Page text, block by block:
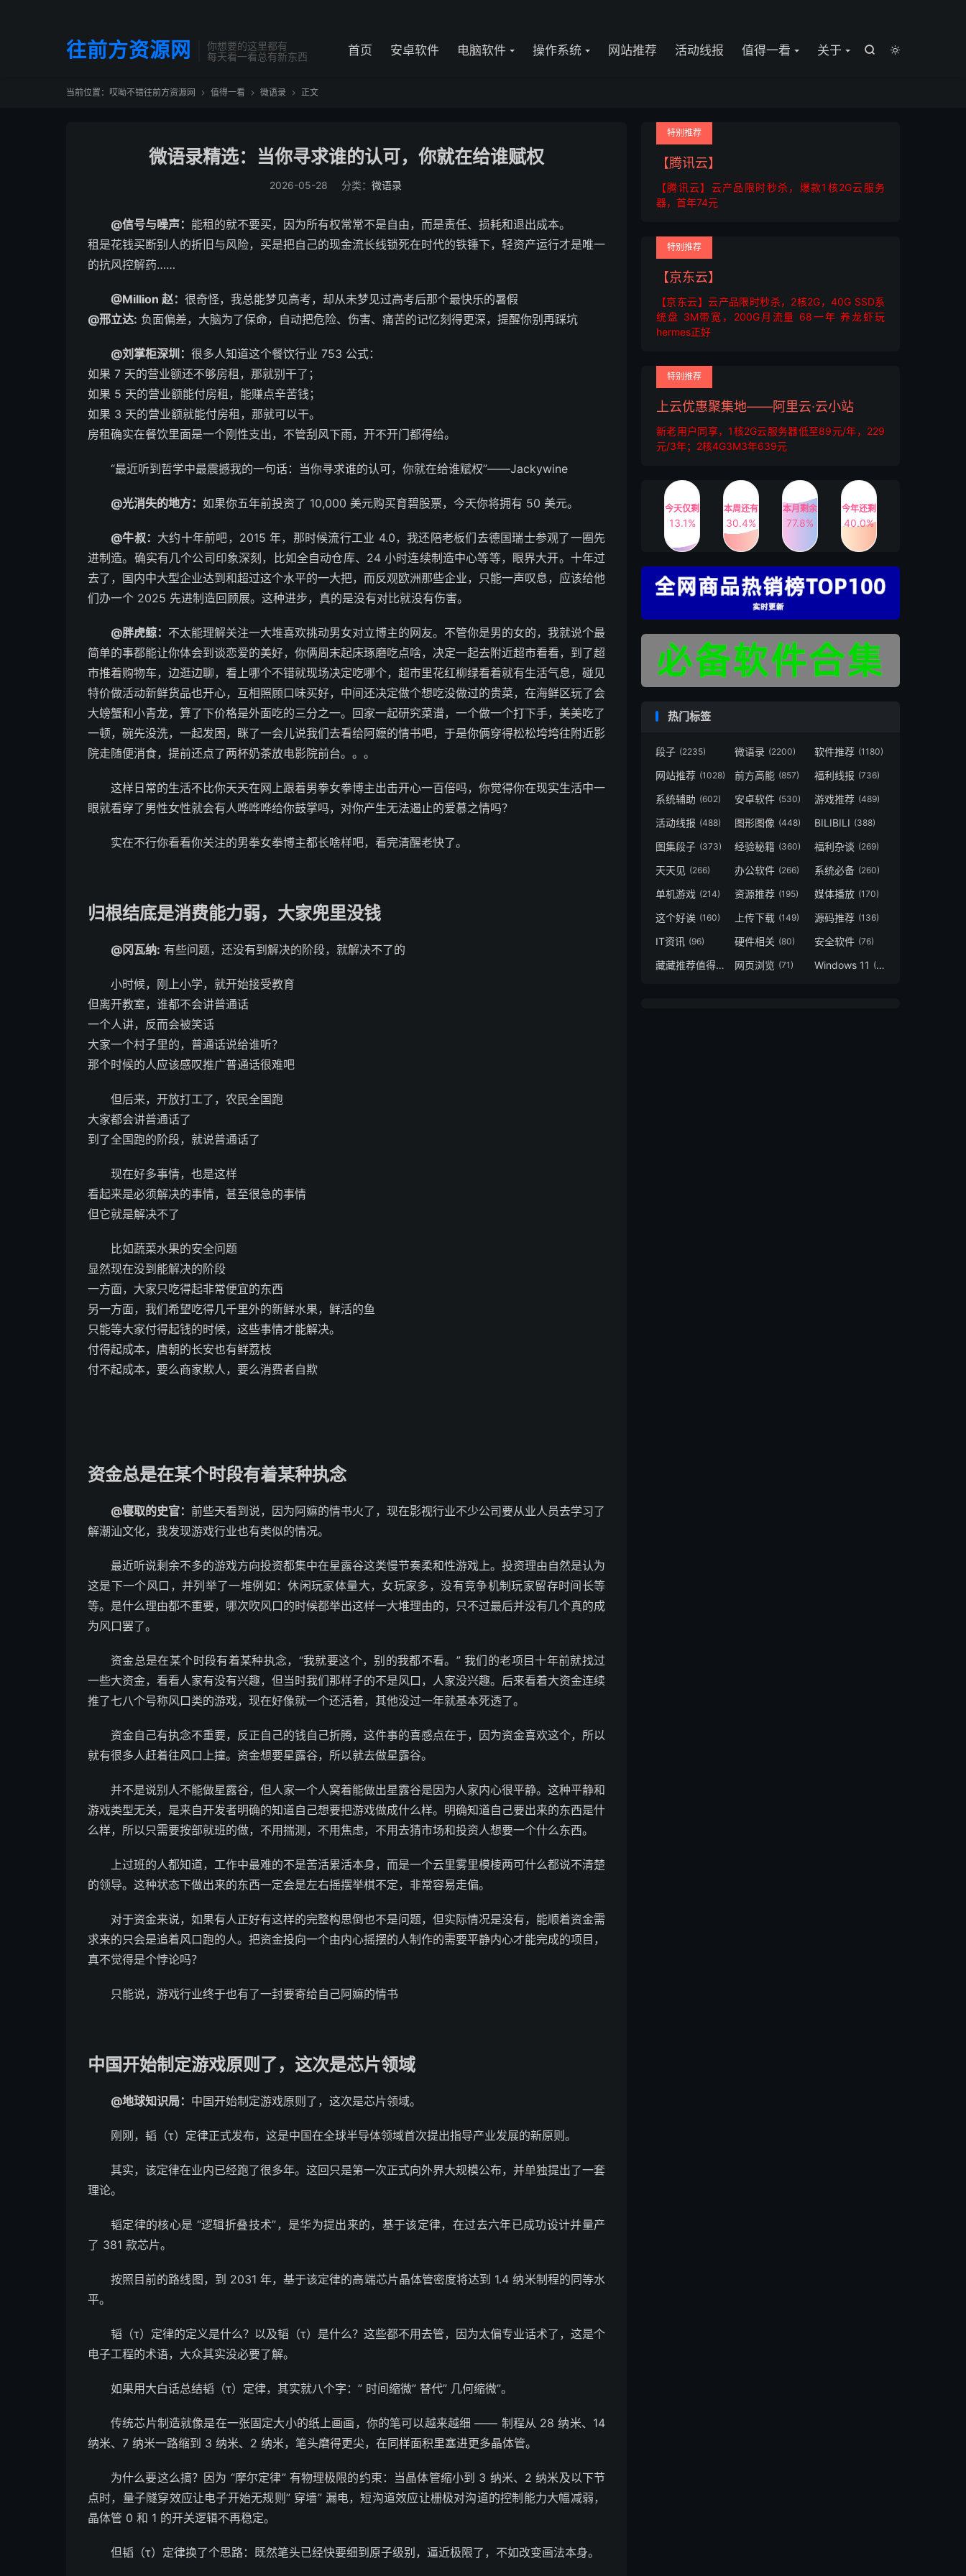
往前方资源网
你想要的这里都有
每天看一看总有新东西


首页 安卓软件 电脑软件 操作系统 网站推荐 活动线报 值得一看 关于
当前位置： 哎呦不错往前方资源网  值得一看  微语录  正文
微语录精选：当你寻求谁的认可，你就在给谁赋权
2026-05-28 分类： 微语录
@信号与噪声： 能租的就不要买，因为所有权常常不是自由，而是责任、损耗和退出成本。
租是花钱买断别人的折旧与风险，买是把自己的现金流长线锁死在时代的铁锤下，轻资产运行才是唯一
的抗风控解药…… ​​​
@Million 赵： 很奇怪，我总能梦见高考，却从未梦见过高考后那个最快乐的暑假 ​​​
@邢立达: 负面偏差，大脑为了保命，自动把危险、伤害、痛苦的记忆刻得更深，提醒你别再踩坑
@刘掌柜深圳： 很多人知道这个餐饮行业 753 公式：
如果 7 天的营业额还不够房租，那就别干了；
如果 5 天的营业额能付房租，能赚点辛苦钱；
如果 3 天的营业额就能付房租，那就可以干。
房租确实在餐饮里面是一个刚性支出，不管刮风下雨，开不开门都得给。
“最近听到哲学中最震撼我的一句话：当你寻求谁的认可，你就在给谁赋权”——Jackywine ​​​
@光消失的地方： 如果你五年前投资了 10,000 美元购买育碧股票，今天你将拥有 50 美元。 ​​​
@牛叔： 大约十年前吧，2015 年，那时候流行工业 4.0，我还陪老板们去德国瑞士参观了一圈先
进制造。确实有几个公司印象深刻，比如全自动仓库、24 小时连续制造中心等等，眼界大开。十年过
去了，国内中大型企业达到和超过这个水平的一大把，而反观欧洲那些企业，只能一声叹息，应该给他
们办一个 2025 先进制造回顾展。这种进步，真的是没有对比就没有伤害。
@胖虎鲸： 不太能理解关注一大堆喜欢挑动男女对立博主的网友。不管你是男的女的，我就说个最
简单的事都能让你体会到谈恋爱的美好，你俩周末起床琢磨吃点啥，决定一起去附近超市看看，到了超
市推着购物车，边逛边聊，看上哪个不错就现场决定吃哪个，超市里花红柳绿看着就有生活气息，碰见
特价做活动新鲜货品也开心，互相照顾口味买好，中间还决定做个想吃没做过的贵菜，在海鲜区玩了会
大螃蟹和小青龙，算了下价格是外面吃的三分之一。回家一起研究菜谱，一个做一个打下手，美美吃了
一顿，碗先没洗，一起发困，眯了一会儿说我们去看给阿嬷的情书吧，于是你俩穿得松松垮垮往附近影
院走随便消食，提前还点了两杯奶茶放电影院前台。。。
这样日常的生活不比你天天在网上跟着男拳女拳博主出击开心一百倍吗，你觉得你在现实生活中一
眼就看穿了男性女性就会有人哗哗哗给你鼓掌吗，对你产生无法遏止的爱慕之情吗？
实在不行你看看你关注的男拳女拳博主都长啥样吧，看完清醒老快了。
归根结底是消费能力弱，大家兜里没钱
@冈瓦纳: 有些问题，还没有到解决的阶段，就解决不了的
小时候，刚上小学，就开始接受教育
但离开教室，谁都不会讲普通话
一个人讲，反而会被笑话
大家一个村子里的，普通话说给谁听？
那个时候的人应该感叹推广普通话很难吧
但后来，开放打工了，农民全国跑
大家都会讲普通话了
到了全国跑的阶段，就说普通话了
现在好多事情，也是这样
看起来是必须解决的事情，甚至很急的事情
但它就是解决不了
比如蔬菜水果的安全问题
显然现在没到能解决的阶段
一方面，大家只吃得起非常便宜的东西
另一方面，我们希望吃得几千里外的新鲜水果，鲜活的鱼
只能等大家付得起钱的时候，这些事情才能解决。
付得起成本，唐朝的长安也有鲜荔枝
付不起成本，要么商家欺人，要么消费者自欺
资金总是在某个时段有着某种执念
@寝取的史官： 前些天看到说，因为阿嫲的情书火了，现在影视行业不少公司要从业人员去学习了
解潮汕文化，我发现游戏行业也有类似的情况。
最近听说剩余不多的游戏方向投资都集中在星露谷这类慢节奏柔和性游戏上。投资理由自然是认为
这是下一个风口，并列举了一堆例如：休闲玩家体量大，女玩家多，没有竞争机制玩家留存时间长等
等。是什么理由都不重要，哪次吹风口的时候都举出这样一大堆理由的，只不过最后并没有几个真的成
为风口罢了。
资金总是在某个时段有着某种执念，“我就要这个，别的我都不看。” 我们的老项目十年前就找过
一些大资金，看看人家有没有兴趣，但当时我们那样子的不是风口，人家没兴趣。后来看着大资金连续
推了七八个号称风口类的游戏，现在好像就一个还活着，其他没过一年就基本死透了。
资金自己有执念不重要，反正自己的钱自己折腾，这件事的喜感点在于，因为资金喜欢这个，所以
就有很多人赶着往风口上撞。资金想要星露谷，所以就去做星露谷。
并不是说别人不能做星露谷，但人家一个人窝着能做出星露谷是因为人家内心很平静。这种平静和
游戏类型无关，是来自开发者明确的知道自己想要把游戏做成什么样。明确知道自己要出来的东西是什
么样，所以只需要按部就班的做，不用揣测，不用焦虑，不用去猜市场和投资人想要一个什么东西。
上过班的人都知道，工作中最难的不是苦活累活本身，而是一个云里雾里模棱两可什么都说不清楚
的领导。这种状态下做出来的东西一定会是左右摇摆举棋不定，非常容易走偏。
对于资金来说，如果有人正好有这样的完整构思倒也不是问题，但实际情况是没有，能顺着资金需
求来的只会是追着风口跑的人。把资金投向一个由内心摇摆的人制作的需要平静内心才能完成的项目，
真不觉得是个悖论吗？
只能说，游戏行业终于也有了一封要寄给自己阿嫲的情书
中国开始制定游戏原则了，这次是芯片领域
@地球知识局： 中国开始制定游戏原则了，这次是芯片领域。
刚刚，韬（τ）定律正式发布，这是中国在全球半导体领域首次提出指导产业发展的新原则。
其实，该定律在业内已经跑了很多年。这回只是第一次正式向外界大规模公布，并单独提出了一套
理论。
韬定律的核心是 “逻辑折叠技术”，是华为提出来的，基于该定律，在过去六年已成功设计并量产
了 381 款芯片。
按照目前的路线图，到 2031 年，基于该定律的高端芯片晶体管密度将达到 1.4 纳米制程的同等水
平。
韬（τ）定律的定义是什么？以及韬（τ）是什么？这些都不用去管，因为太偏专业话术了，这是个
电子工程的术语，大众其实没必要了解。
如果用大白话总结韬（τ）定律，其实就八个字：” 时间缩微” 替代” 几何缩微”。
传统芯片制造就像是在一张固定大小的纸上画画，你的笔可以越来越细 —— 制程从 28 纳米、14
纳米、7 纳米一路缩到 3 纳米、2 纳米，笔头磨得更尖，在同样面积里塞进更多晶体管。
为什么要这么搞？因为 “摩尔定律” 有物理极限的约束：当晶体管缩小到 3 纳米、2 纳米及以下节
点时，量子隧穿效应让电子开始无规则” 穿墙” 漏电，短沟道效应让栅极对沟道的控制能力大幅减弱，
晶体管 0 和 1 的开关逻辑不再稳定。
但韬（τ）定律换了个思路：既然笔头已经快要细到原子级别，逼近极限了，不如改变画法本身。
特别推荐
【腾讯云】
【腾讯云】云产品限时秒杀，爆款1核2G云服务
器，首年74元
特别推荐
【京东云】
【京东云】云产品限时秒杀，2核2G，40G SSD系
统盘 3M带宽，200G月流量 68一年 养龙虾玩
hermes正好
特别推荐
上云优惠聚集地——阿里云·云小站
新老用户同享，1核2G云服务器低至89元/年，229
元/3年；2核4G3M3年639元
今天仅剩
13.1%
本周还有
30.4%
本月剩余
77.8%
今年还剩
40.0%
热门标签
段子 (2235) 微语录 (2200) 软件推荐 (1180)
网站推荐 (1028) 前方高能 (857) 福利线报 (736)
系统辅助 (602) 安卓软件 (530) 游戏推荐 (489)
活动线报 (488) 图形图像 (448) BILIBILI (388)
图集段子 (373) 经验秘籍 (360) 福利杂谈 (269)
天天见 (266) 办公软件 (266) 系统必备 (260)
单机游戏 (214) 资源推荐 (195) 媒体播放 (170)
这个好诶 (160) 上传下载 (149) 源码推荐 (136)
IT资讯 (96) 硬件相关 (80) 安全软件 (76)
藏藏推荐值得一看 (73)
网页浏览 (71) Windows 11 (49)